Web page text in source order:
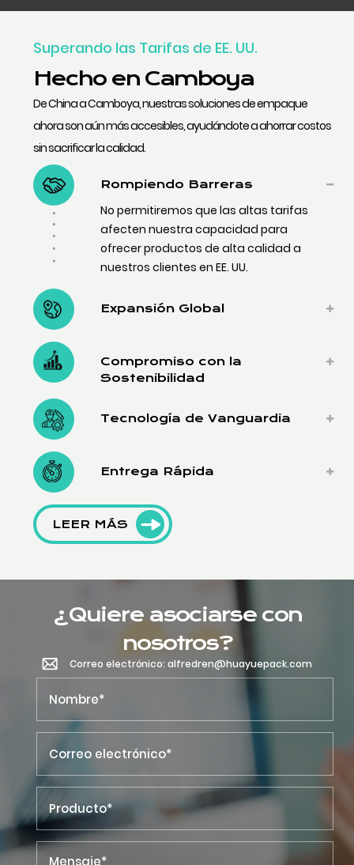
Superando las Tarifas de EE. UU.
Hecho en Camboya
De China a Camboya, nuestras soluciones de empaque
ahora son aún más accesibles, ayudándote a ahorrar costos
sin sacrificar la calidad.
Rompiendo Barreras
No permitiremos que las altas tarifas
afecten nuestra capacidad para
ofrecer productos de alta calidad a
nuestros clientes en EE. UU.
Expansión Global
Compromiso con la
Sostenibilidad
Tecnología de Vanguardia
Entrega Rápida
LEER MÁS
¿Quiere asociarse con
nosotros?
Correo electrónico: alfredren@huayuepack.com